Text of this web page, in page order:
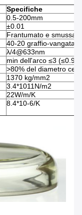
Specifiche
0.5-200mm
±0.01
Frantumato e smussato
40-20 graffio-vangata
λ/4@633nm
min dell'arco ≤3
>80% del diametro
1370 kg/mm2
3.4*1011N/m2
22W/m/K
8.4*10-6/K